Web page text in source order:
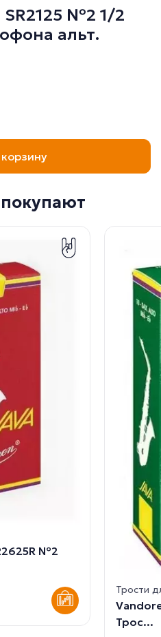
SR2125 №2 1/2
альт.
№2
Трости
Трос...